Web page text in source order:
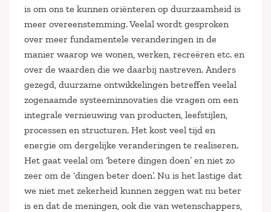
is om ons te kunnen oriënteren op duurzaamheid is
meer overeenstemming. Veelal wordt gesproken
over meer fundamentele veranderingen in de
manier waarop we wonen, werken, recreëren etc. en
over de waarden die we daarbij nastreven. Anders
gezegd, duurzame ontwikkelingen betreffen veelal
zogenaamde systeeminnovaties die vragen om een
integrale vernieuwing van producten, leefstijlen,
processen en structuren. Het kost veel tijd en
energie om dergelijke veranderingen te realiseren.
Het gaat veelal om ‘betere dingen doen’ en niet zo
zeer om de ‘dingen beter doen’. Nu is het lastige dat
we niet met zekerheid kunnen zeggen wat nu beter
is en dat de meningen, ook die van wetenschappers,